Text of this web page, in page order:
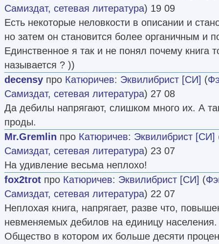
Самиздат, сетевая литература) 19 09
Есть некоторые неловкости в описании и
но затем он становится более органичным и
Единственное я так и не понял почему книга
называется ? ))
decensy про Катюричев: Эквилибрист [СИ] (
Самиздат, сетевая литература) 27 08
Да дебилы напрягают, слишком много их. А
проды.
Mr.Gremlin про Катюричев: Эквилибрист [СИ]
Самиздат, сетевая литература) 23 07
На удивление весьма неплохо!
fox2trot про Катюричев: Эквилибрист [СИ] (
Самиздат, сетевая литература) 22 07
Неплохая книга, напрягает, разве что,
невменяемых дебилов на единицу
Общество в котором их больше десяти